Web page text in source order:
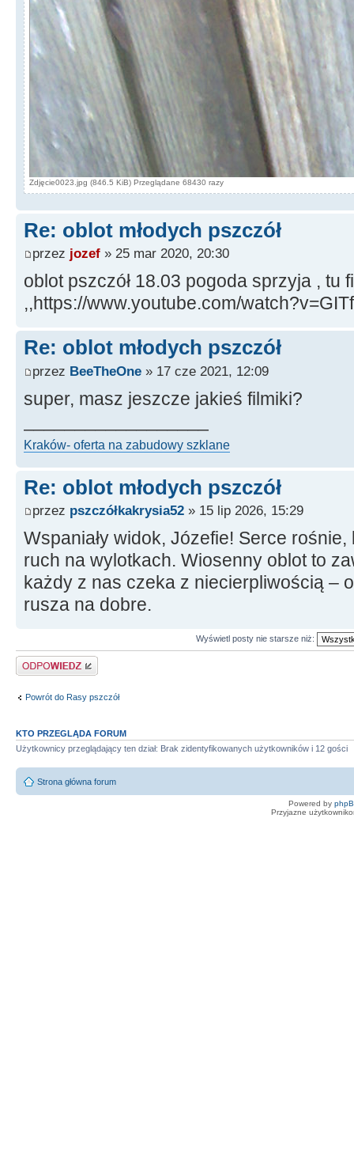
Zdjęcie0023.jpg (846.5 KiB) Przeglądane 68430 razy
Re: oblot młodych pszczół
przez jozef » 25 mar 2020, 20:30
oblot pszczół 18.03 pogoda sprzyja , tu
,,https://www.youtube.com/
Re: oblot młodych pszczół
przez BeeTheOne » 17 cze 2021, 12:09
super, masz jeszcze jakieś filmiki?
Kraków- oferta na zabudowy szklane
Re: oblot młodych pszczół
przez pszczółkakrysia52 » 15 lip 2026, 15:29
Wspaniały widok, Józefie! Serce
ruch na wylotkach. Wiosenny oblot to
każdy z nas czeka z niecierpliwością –
rusza na dobre.
Wyświetl posty nie starsze niż:
Odpowiedz
Powrót do Rasy pszczół
KTO PRZEGLĄDA FORUM
Użytkownicy przeglądający ten dział: Brak zidentyfikowanych użytkowników i 12 gości
Strona główna forum
Powered by
Przyjazne